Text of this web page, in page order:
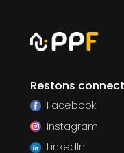
Restons
Facebook
Instagram
LinkedIn